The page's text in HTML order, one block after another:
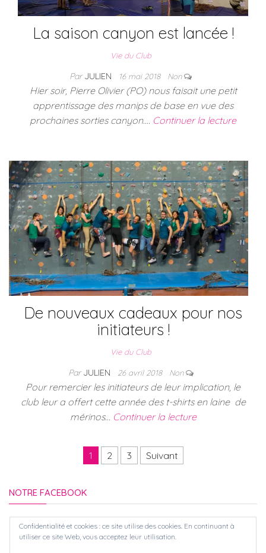
La saison canyon est lancée !
Vie du Club
ParJULIEN 16 mai 2018 Non
Hier soir, Pierre Olivier (PO) nous faisait une petit
apprentissage des manips de base en vue des
prochaines sorties canyon.… Continuer la lecture
De nouveaux cadeaux pour nos
initiateurs !
Vie du Club
ParJULIEN 26 avril 2018 Non
Pour remercier les initiateurs de leur implication, le
club leur a offert cette année des t-shirts en laine de
mérinos… Continuer la lecture
Pagination des publications
1 2 3 Suivant
NOTRE FACEBOOK
Confidentialité et cookies : ce site utilise des cookies. En continuant à
utiliser ce site Web, vous acceptez leur utilisation.